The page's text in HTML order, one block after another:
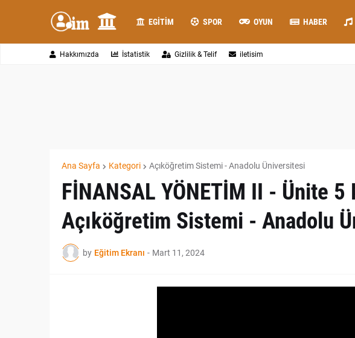
EGITIM SPOR OYUN HABER
Hakkımızda İstatistik Gizlilik & Telif iletisim
Ana Sayfa Kategori Açıköğretim Sistemi - Anadolu Üniversitesi
FİNANSAL YÖNETİM II - Ünite 5
Açıköğretim Sistemi - Anadolu
by Eğitim Ekranı - Mart 11, 2024